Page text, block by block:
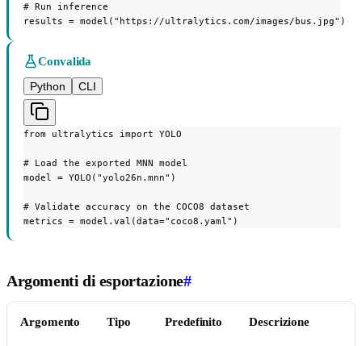
# Run inference
results = model("https://ultralytics.com/images/bus.jpg")
Convalida
Python
CLI
from ultralytics import YOLO
# Load the exported MNN model
model = YOLO("yolo26n.mnn")
# Validate accuracy on the COCO8 dataset
metrics = model.val(data="coco8.yaml")
Argomenti di esportazione#
Argomento Tipo Predefinito Descrizione